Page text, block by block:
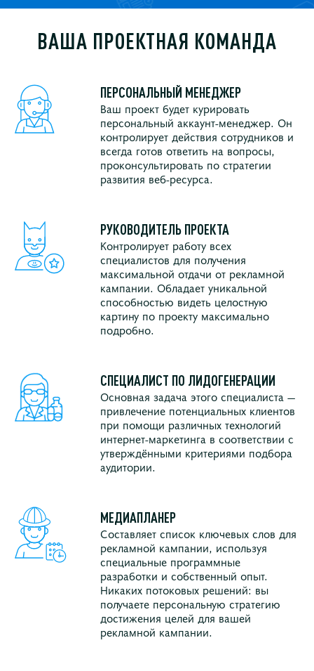
ВАША ПРОЕКТНАЯ КОМАНДА
ПЕРСОНАЛЬНЫЙ МЕНЕДЖЕР
Ваш проект будет курировать
персональный аккаунт-менеджер. Он
контролирует действия сотрудников и
всегда готов ответить на вопросы,
проконсультировать по стратегии
развития веб-ресурса.
РУКОВОДИТЕЛЬ ПРОЕКТА
Контролирует работу всех
специалистов для получения
максимальной отдачи от рекламной
кампании. Обладает уникальной
способностью видеть целостную
картину по проекту максимально
подробно.
СПЕЦИАЛИСТ ПО ЛИДОГЕНЕРАЦИИ
Основная задача этого специалиста —
привлечение потенциальных клиентов
при помощи различных технологий
интернет-маркетинга в соответствии с
утверждёнными критериями подбора
аудитории.
МЕДИАПЛАНЕР
Составляет список ключевых слов для
рекламной кампании, используя
специальные программные
разработки и собственный опыт.
Никаких потоковых решений: вы
получаете персональную стратегию
достижения целей для вашей
рекламной кампании.